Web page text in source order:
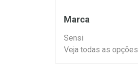
Filtros
Marca
Sensi
Veja todas as opções